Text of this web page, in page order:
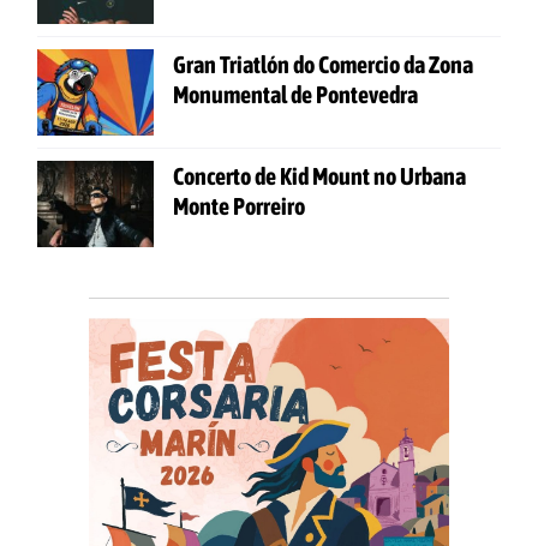
Gran Triatlón do Comercio da Zona
Monumental de Pontevedra
Concerto de Kid Mount no Urbana
Monte Porreiro